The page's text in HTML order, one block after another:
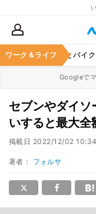
ワーク＆ライフ
レジャー 車とバイク
Googleで
セブンやダイソ
いすると最大全
掲載日 2022/12/02 10:34
著者： フォルサ